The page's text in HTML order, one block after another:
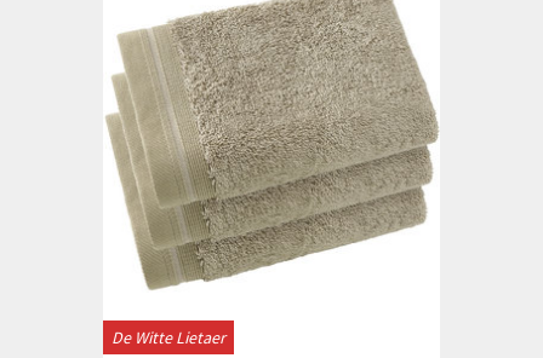
De Witte Lietaer